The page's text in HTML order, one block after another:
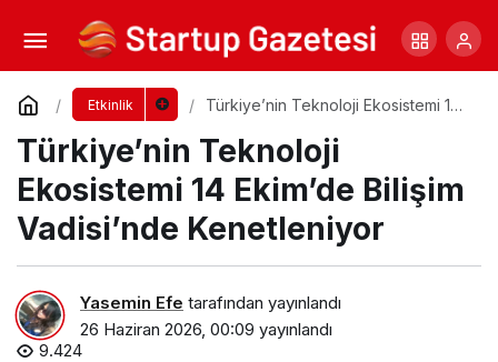
Etkinlik
Türkiye’nin Teknoloji Ekosistemi 14
Kenetleniyor
Türkiye’nin Teknoloji
Ekosistemi 14 Ekim’de Bilişim
Vadisi’nde Kenetleniyor
Yasemin Efe tarafından yayınlandı
26 Haziran 2026, 00:09 yayınlandı
9.424
Genç ARI Girişimcilik Programı Başlıyor
Yorum Yap